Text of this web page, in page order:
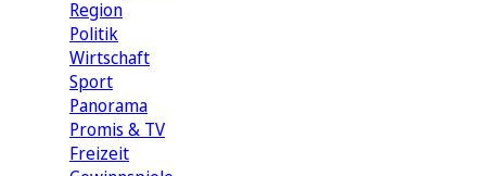
Region
Politik
Wirtschaft
Sport
Panorama
Promis & TV
Freizeit